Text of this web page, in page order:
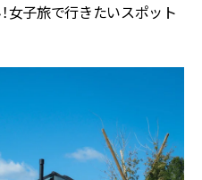
女子旅で行きたいスポット